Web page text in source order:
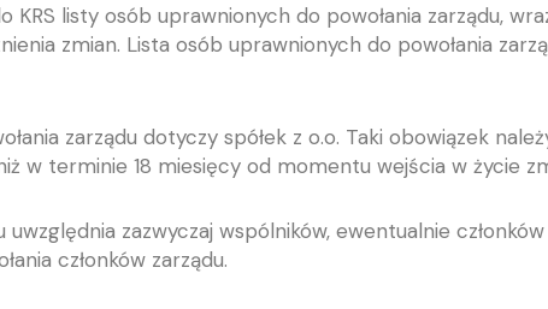
KRS listy osób uprawnionych do powołania zarządu,
zmian. Lista osób uprawnionych do powołania
zarządu dotyczy spółek z o.o. Taki obowiązek
w terminie 18 miesięcy od momentu wejścia w życie
zazwyczaj wspólników, ewentualnie
członków zarządu.